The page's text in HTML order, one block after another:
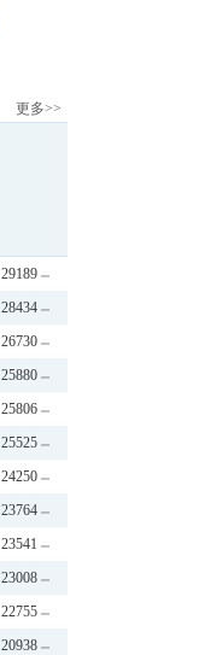
更多>>
29189
28434
26730
25880
25806
25525
24250
23764
23541
23008
22755
20938